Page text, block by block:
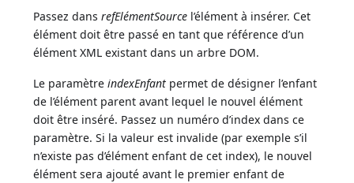
Passez dansrefElémentSource l’élément à insérer. Cet
élément doit être passé en tant que référence d’un
élément XML existant dans un arbre DOM.
Le paramètreindexEnfant permet de désigner l’enfant
de l’élément parent avant lequel le nouvel élément
doit être inséré. Passez un numéro d’index dans ce
paramètre. Si la valeur est invalide (par exemple s’il
n’existe pas d’élément enfant de cet index), le nouvel
élément sera ajouté avant le premier enfant de